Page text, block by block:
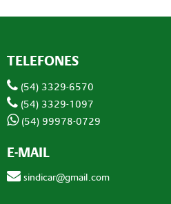
TELEFONES
(54) 3329-6570
(54) 3329-1097
(54) 99978-0729
E-MAIL
sindicar@gmail.com